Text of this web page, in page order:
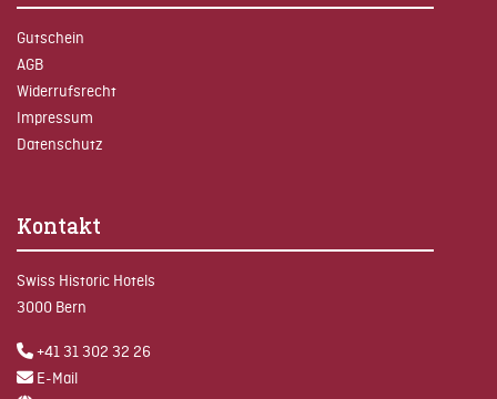
Gutschein
AGB
Widerrufsrecht
Impressum
Datenschutz
Kontakt
Swiss Historic Hotels
3000 Bern
+41 31 302 32 26
E-Mail